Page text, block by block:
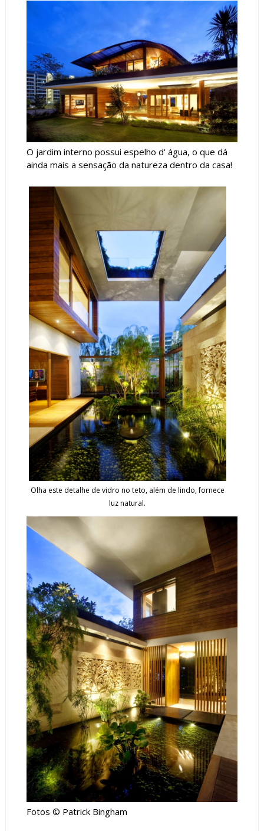
O jardim interno possui espelho d' água, o que dá
ainda mais a sensação da natureza dentro da casa!
Olha este detalhe de vidro no teto, além de lindo, fornece
luz natural.
Fotos © Patrick Bingham